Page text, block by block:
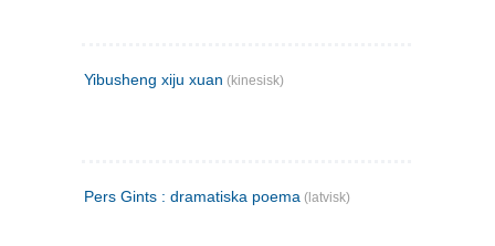
Yibusheng xiju xuan (kinesisk)
Pers Gints : dramatiska poema (latvisk)